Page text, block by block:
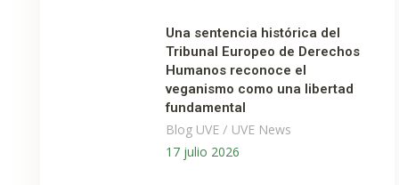
Una sentencia histórica del
Tribunal Europeo de Derechos
Humanos reconoce el
veganismo como una libertad
fundamental
Blog UVE/ UVE News
17 julio 2026